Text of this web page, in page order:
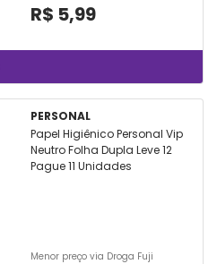
R$ 5,99
PERSONAL
Papel Higiênico Personal Vip
Neutro Folha Dupla Leve 12
Pague 11 Unidades
Menor preço via Droga Fuji